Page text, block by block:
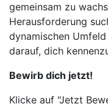
gemeinsam zu
Herausforderung
dynamischen
darauf, dich
Bewirb dich jetzt!
Klicke auf "Jetzt